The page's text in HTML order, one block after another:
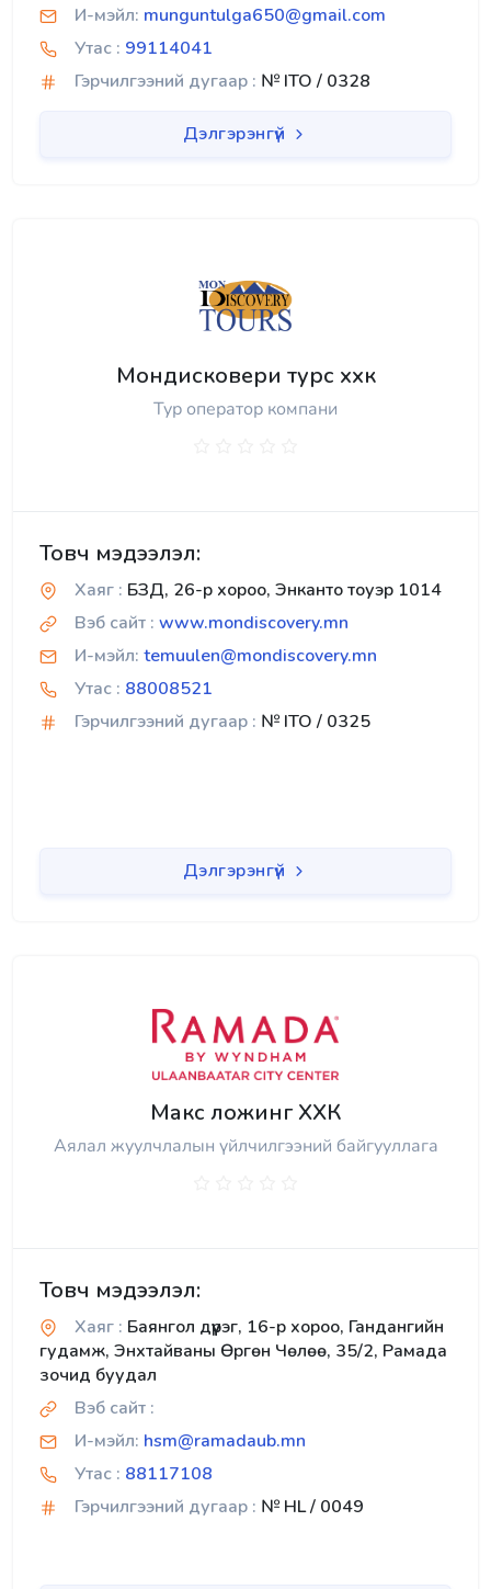
И-мэйл: munguntulga650@gmail.com
Утас : 99114041
Гэрчилгээний дугаар : № ITO / 0328
Дэлгэрэнгүй
Мондисковери турс ххк
Тур оператор компани
Товч мэдээлэл:
Хаяг : БЗД, 26-р хороо, Энканто тоуэр 1014
Вэб сайт : www.mondiscovery.mn
И-мэйл: temuulen@mondiscovery.mn
Утас : 88008521
Гэрчилгээний дугаар : № ITO / 0325
Дэлгэрэнгүй
Макс ложинг ХХК
Аялал жуулчлалын үйлчилгээний байгууллага
Товч мэдээлэл:
Хаяг : Баянгол дүүрэг, 16-р хороо, Гандангийн
гудамж, Энхтайваны Өргөн Чөлөө, 35/2, Рамада
зочид буудал
Вэб сайт :
И-мэйл: hsm@ramadaub.mn
Утас : 88117108
Гэрчилгээний дугаар : № HL / 0049